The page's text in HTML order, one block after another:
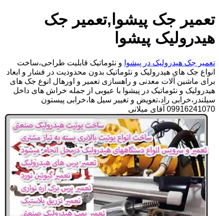
تعمیر جک پیشوا,تعمیر جک
هیدرولیک پیشوا
تعمیر جک هیدرولیک در پیشوا و نئوماتیک قابلیت طراحی،ساخت
انواع جک های هیدرولیک و نئوماتیک بدون محدودیت در فشار و ابعاد
برای ماشین آلات معدنی و راهسازی تعمیر و اورهال انوع جک های
هیدرولیک و نئوماتیک در پیشوا با عیوبی از جمله خراش های داخل
سیلندر،خرابی راد،تعویض و تغییر سیل ها،خرابی پیستون
09916241070 آقای میلانی